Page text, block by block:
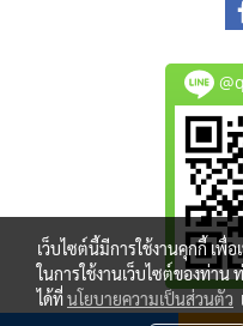
เว็บไซต์นี้มีการใช้งานคุกกี้ เ
ในการใช้งานเว็บไซต์ของท่าน
ได้ที่นโยบายความเป็นส่วนตัว